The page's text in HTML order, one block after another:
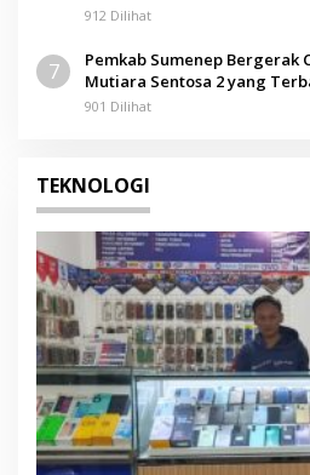
912 Dilihat
7
Pemkab Sumenep Bergerak
Mutiara Sentosa 2 yang
901 Dilihat
TEKNOLOGI